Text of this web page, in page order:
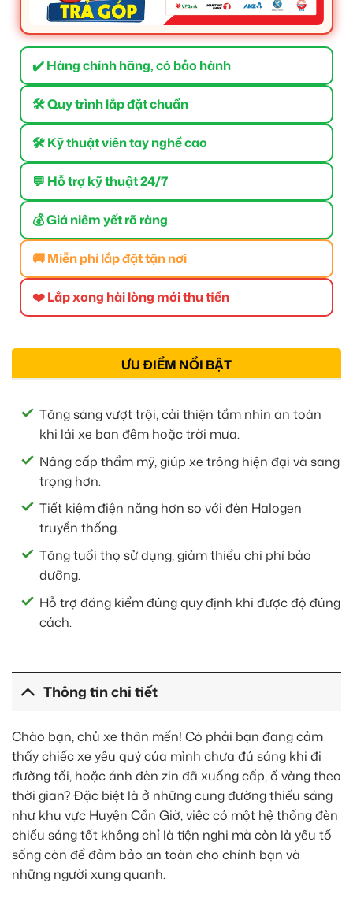
✔️ Hàng chính hãng, có bảo hành
🛠 Quy trình lắp đặt chuẩn
🛠 Kỹ thuật viên tay nghề cao
💬 Hỗ trợ kỹ thuật 24/7
💰 Giá niêm yết rõ ràng
🚚 Miễn phí lắp đặt tận nơi
❤️ Lắp xong hài lòng mới thu tiền
ƯU ĐIỂM NỔI BẬT
Tăng sáng vượt trội, cải thiện tầm nhìn an toàn
khi lái xe ban đêm hoặc trời mưa.
Nâng cấp thẩm mỹ, giúp xe trông hiện đại và sang
trọng hơn.
Tiết kiệm điện năng hơn so với đèn Halogen
truyền thống.
Tăng tuổi thọ sử dụng, giảm thiểu chi phí bảo
dưỡng.
Hỗ trợ đăng kiểm đúng quy định khi được độ đúng
cách.
Thông tin chi tiết
Chào bạn, chủ xe thân mến! Có phải bạn đang cảm
thấy chiếc xe yêu quý của mình chưa đủ sáng khi đi
đường tối, hoặc ánh đèn zin đã xuống cấp, ố vàng theo
thời gian? Đặc biệt là ở những cung đường thiếu sáng
như khu vực Huyện Cần Giờ, việc có một hệ thống đèn
chiếu sáng tốt không chỉ là tiện nghi mà còn là yếu tố
sống còn để đảm bảo an toàn cho chính bạn và
những người xung quanh.